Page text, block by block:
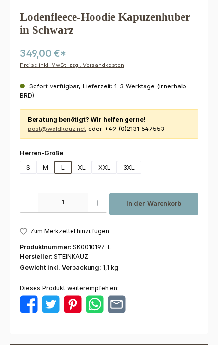
Lodenfleece-Hoodie Kapuzenhuber
in Schwarz
349,00 €*
Preise inkl. MwSt. zzgl. Versandkosten
Sofort verfügbar, Lieferzeit: 1-3 Werktage (innerhalb
BRD)
Beratung benötigt? Wir helfen gerne!
post@waldkauz.net oder +49 (0)2131 547553
Herren-Größeauswählen
S
M L XL XXL 3XL
In den Warenkorb
Zum Merkzettel hinzufügen
Produktnummer: SK0010197-L
Hersteller: STEINKAUZ
Gewicht inkl. Verpackung: 1,1 kg
Dieses Produkt weiterempfehlen: